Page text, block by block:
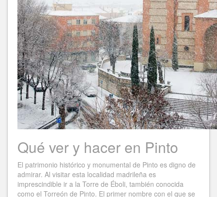
Qué ver y hacer en Pinto
El patrimonio histórico y monumental de Pinto es digno de
admirar. Al visitar esta localidad madrileña es
imprescindible ir a la Torre de Éboli, también conocida
como el Torreón de Pinto. El primer nombre con el que se